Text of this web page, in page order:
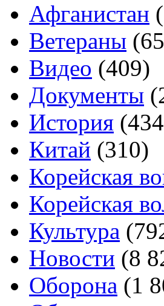
Афганистан
Ветераны
Видео (409)
Документы
История
Китай (310)
Корейская
Корейская
Культура
Новости (8
Оборона (1